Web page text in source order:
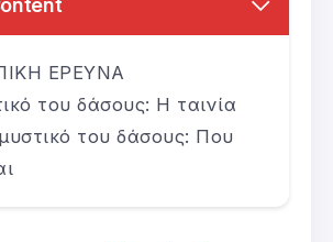
ΕΡΕΥΝΑ
του δάσους: Η ταινία
του δάσους: Που